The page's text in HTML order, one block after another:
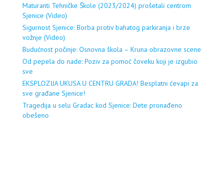
Maturanti Tehničke Škole (2023/2024) prošetali centrom
Sjenice (Video)
Sigurnost Sjenice: Borba protiv bahatog parkiranja i brze
vožnje (Video)
Budućnost počinje: Osnovna škola – Kruna obrazovne scene
Od pepela do nade: Poziv za pomoć čoveku koji je izgubio
sve
EKSPLOZIJA UKUSA U CENTRU GRADA! Besplatni ćevapi za
sve građane Sjenice!
Tragedija u selu Gradac kod Sjenice: Dete pronađeno
obešeno